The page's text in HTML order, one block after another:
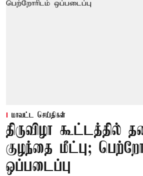
மாவட்ட செய்திகள்
திருவிழா கூட்டத்தில்
குழந்தை மீட்பு;
ஒப்படைப்பு